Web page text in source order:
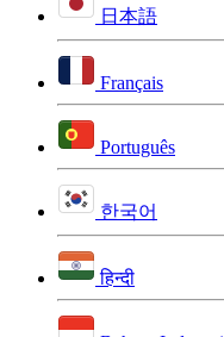
日本語
Français
Português
한국어
हिन्दी